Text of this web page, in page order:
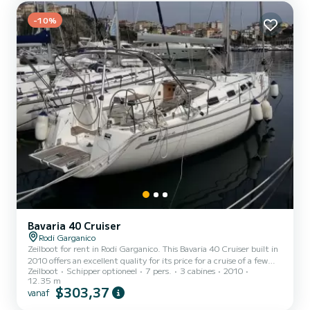
uitgerust met een Full batten mainsail en een...
-10%
Bavaria 40 Cruiser
Rodi Garganico
Zeilboot for rent in Rodi Garganico. This Bavaria 40 Cruiser built in
2010 offers an excellent quality for its price for a cruise of a few
days or even a few weeks. The boat has 3 cabins with all comfort
and a capacity of 7 people. With an overall length of 12 meters, it
will be your best ally to spend an exceptional vacation on the water
Zeilboot Schipper optioneel 7 pers. 3 cabines
2010
12.35 m
vanaf $303,37